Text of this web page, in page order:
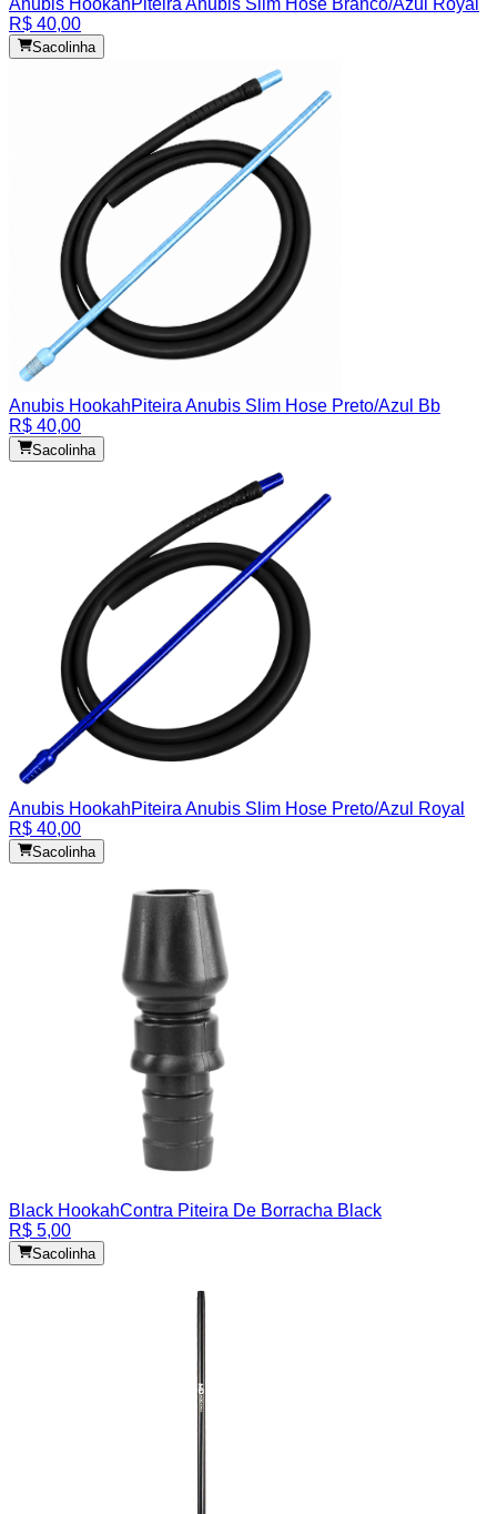
Anubis HookahPiteira Anubis Slim Hose Branco/Azul Royal
R$ 40,00
Sacolinha
Anubis HookahPiteira Anubis Slim Hose Preto/Azul Bb
R$ 40,00
Sacolinha
Anubis HookahPiteira Anubis Slim Hose Preto/Azul Royal
R$ 40,00
Sacolinha
Black HookahContra Piteira De Borracha Black
R$ 5,00
Sacolinha